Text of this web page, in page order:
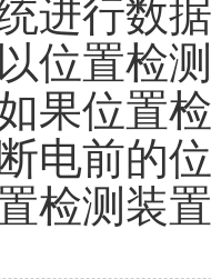
进行数
位置检
果位置
电前的
检测装